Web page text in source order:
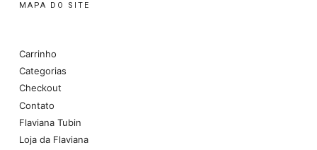
MAPA DO SITE
Carrinho
Categorias
Checkout
Contato
Flaviana Tubin
Loja da Flaviana